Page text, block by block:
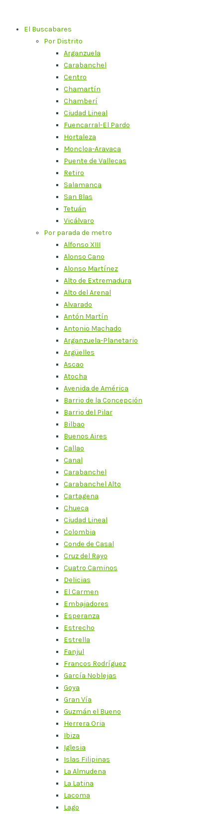
contenidoEl Buscabares
Por Distrito
Arganzuela
Carabanchel
Centro
Chamartín
Chamberí
Ciudad Lineal
Fuencarral-El Pardo
Hortaleza
Moncloa-Aravaca
Puente de Vallecas
Retiro
Salamanca
San Blas
Tetuán
Vicálvaro
Por parada de metro
Alfonso XIII
Alonso Cano
Alonso Martínez
Alto de Extremadura
Alto del Arenal
Alvarado
Antón Martín
Antonio Machado
Arganzuela-Planetario
Argüelles
Ascao
Atocha
Avenida de América
Barrio de la Concepción
Barrio del Pilar
Bilbao
Buenos Aires
Callao
Canal
Carabanchel
Carabanchel Alto
Cartagena
Chueca
Ciudad Lineal
Colombia
Conde de Casal
Cruz del Rayo
Cuatro Caminos
Delicias
El Carmen
Embajadores
Esperanza
Estrecho
Estrella
Fanjul
Francos Rodríguez
García Noblejas
Goya
Gran Vía
Guzmán el Bueno
Herrera Oria
Ibiza
Iglesia
Islas Filipinas
La Almudena
La Latina
Lacoma
Lago